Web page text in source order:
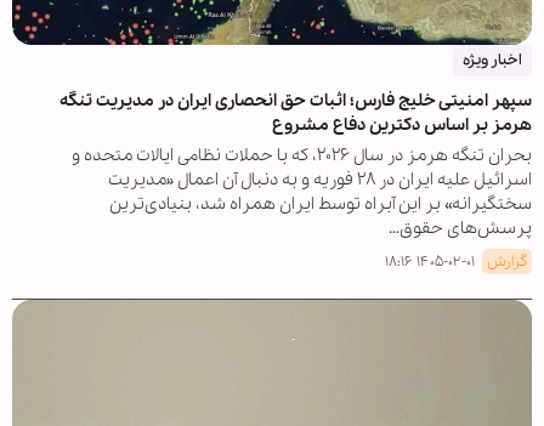
اخبار ویژه
سپهر امنیتی خلیج فارس؛ اثبات حق انحصاری ایران در مدیریت تنگه
هرمز بر اساس دکترین دفاع مشروع
بحران تنگه هرمز در سال ۲۰۲۶، که با حملات نظامی ایالات متحده و
اسرائیل علیه ایران در ۲۸ فوریه و به دنبال آن اعمال «مدیریت
سختگیرانه» بر این آبراه توسط ایران همراه شد، بنیادی‌ترین
پرسش‌های حقوق…
گزارش ۱۴۰۵-۰۲-۰۱ ۱۸:۱۶